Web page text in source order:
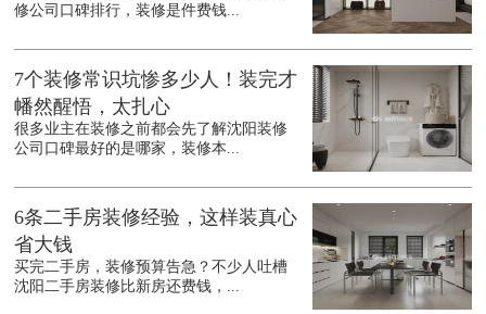
修公司口碑排行，装修是件费钱...
7个装修常识坑惨多少人！装完才
幡然醒悟，太扎心
很多业主在装修之前都会先了解沈阳装修
公司口碑最好的是哪家，装修本...
6条二手房装修经验，这样装真心
省大钱
买完二手房，装修预算告急？不少人吐槽
沈阳二手房装修比新房还费钱，...